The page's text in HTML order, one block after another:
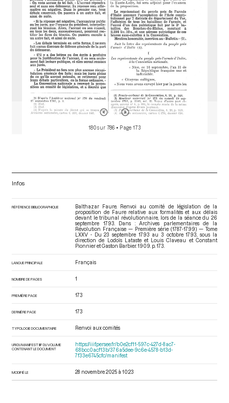
180 sur 786 • Page 173
Infos
RÉFÉRENCE BIBLIOGRAPHIQUE
Balthazar Faure. Renvoi au comité de législation de la
proposition de Faure relative aux formalités et aux délais
devant le tribunal révolutionnaire, lors de la séance du 26
septembre 1793. Dans : Archives parlementaires de la
Révolution Française — Première série (1787-1799) — Tome
LXXV - Du 23 septembre 1793 au 3 octobre 1793
, sous la
direction de Lodoïs Lataste et Louis Claveau et Constant
Pionnier et Gaston Barbier. 1909. p. 173.
LANGUE PRINCIPALE Français
NOMBRE DE PAGES 1
PREMIÈRE PAGE 173
DERNIÈRE PAGE 173
TYPOLOGIE DOCUMENTAIRE Renvoi aux comités
URI DU MANIFEST IIIF DU VOLUME
CONTENANT LE DOCUMENT
https://iiif.persee.fr/b0e2cf11-597c-427d-8ac7-
68bcc0acf13b/376a5dee-9c6e-4578-b13d-
7f33e6745cfc/manifest
MODIFIÉ LE 28 novembre 2025 à 10:23